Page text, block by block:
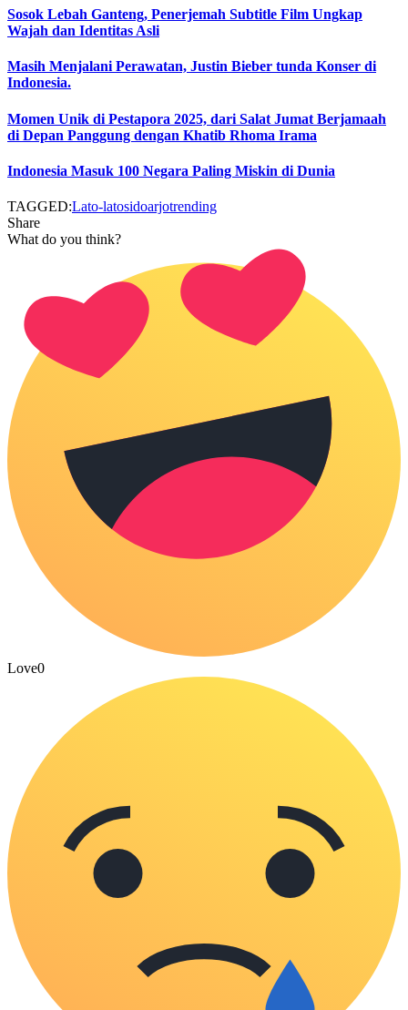
Sosok Lebah Ganteng, Penerjemah Subtitle Film Ungkap
Wajah dan Identitas Asli
Masih Menjalani Perawatan, Justin Bieber tunda Konser di
Indonesia.
Momen Unik di Pestapora 2025, dari Salat Jumat Berjamaah
di Depan Panggung dengan Khatib Rhoma Irama
Indonesia Masuk 100 Negara Paling Miskin di Dunia
TAGGED:Lato-latosidoarjotrending
Share
What do you think?
Love0